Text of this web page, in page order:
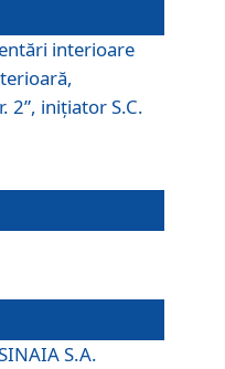
interioare
2”, iniţiator S.C.
S.A.